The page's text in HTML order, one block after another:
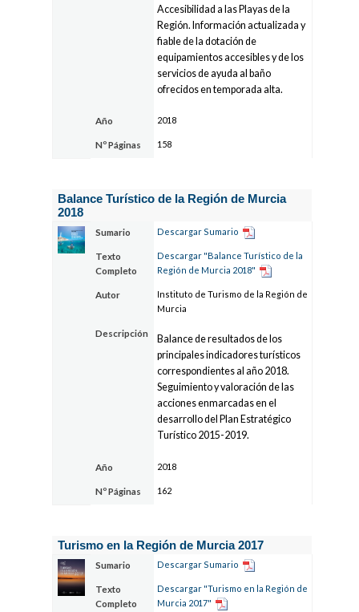
Accesibilidad a las Playas de la
Región. Información actualizada y
fiable de la dotación de
equipamientos accesibles y de los
servicios de ayuda al baño
ofrecidos en temporada alta.
Año 2018
Nº Páginas 158
Balance Turístico de la Región de Murcia
2018
Sumario Descargar Sumario
Texto
Completo
Descargar "Balance Turístico de la
Región de Murcia 2018"
Autor
Instituto de Turismo de la Región de
Murcia
Descripción
Balance de resultados de los
principales indicadores turísticos
correspondientes al año 2018.
Seguimiento y valoración de las
acciones enmarcadas en el
desarrollo del Plan Estratégico
Turístico 2015-2019.
Año 2018
Nº Páginas 162
Turismo en la Región de Murcia 2017
Sumario Descargar Sumario
Texto
Completo
Descargar "Turismo en la Región de
Murcia 2017"